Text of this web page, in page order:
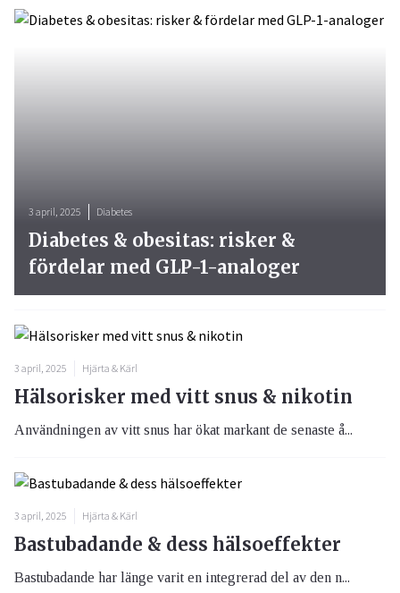
3 april, 2025 Diabetes
Diabetes & obesitas: risker &
fördelar med GLP-1-analoger
3 april, 2025 Hjärta & Kärl
Hälsorisker med vitt snus & nikotin
Användningen av vitt snus har ökat markant de senaste å...
3 april, 2025 Hjärta & Kärl
Bastubadande & dess hälsoeffekter
Bastubadande har länge varit en integrerad del av den n...